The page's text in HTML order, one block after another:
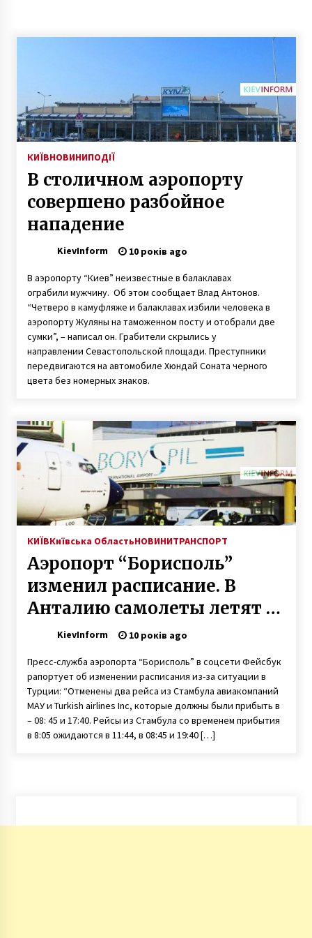
КИЇВНОВИНИПОДІЇ
В столичном аэропорту
совершено разбойное
нападение
KievInform 10 років ago
В аэропорту “Киев” неизвестные в балаклавах
ограбили мужчину. Об этом сообщает Влад Антонов.
“Четверо в камуфляже и балаклавах избили человека в
аэропорту Жуляны на таможенном посту и отобрали две
сумки”, – написал он. Грабители скрылись у
направлении Севастопольской площади. Преступники
передвигаются на автомобиле Хюндай Соната черного
цвета без номерных знаков.
КИЇВКиївська ОбластьНОВИНИТРАНСПОРТ
Аэропорт “Борисполь”
изменил расписание. В
Анталию самолеты летят с
опозданием
KievInform 10 років ago
Пресс-служба аэропорта “Борисполь” в соцсети Фейсбук
рапортует об изменении расписания из-за ситуации в
Турции: “Отменены два рейса из Стамбула авиакомпаний
МАУ и Turkish airlines Inc, которые должны были прибыть в
– 08: 45 и 17:40. Рейсы из Стамбула со временем прибытия
в 8:05 ожидаются в 11:44, в 08:45 и 19:40 […]